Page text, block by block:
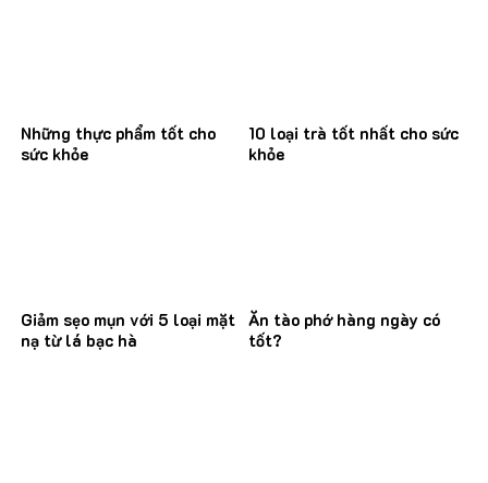
Những thực phẩm tốt cho
sức khỏe
10 loại trà tốt nhất cho sức
khỏe
Giảm sẹo mụn với 5 loại mặt
nạ từ lá bạc hà
Ăn tào phớ hàng ngày có
tốt?